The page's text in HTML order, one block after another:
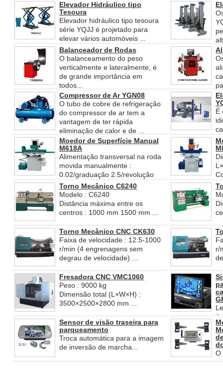
Elevador Hidráulico tipo
Tesoura
Elevador hidráulico tipo tesoura
série YQJJ é projetado para
elevar vários automóveis ...
Balanceador de Rodas
O balanceamento do peso
verticalmente e lateralmente, é
de grande importância em
todos...
Compressor de Ar YGN08
O tubo de cobre de refrigeração
do compressor de ar tem a
vantagem de ter rápida
eliminação de calor e de ...
É
Moedor de Superfície Manual
M618A
Alimentação transversal na roda
movida manualmente :
0.02/graduação 2.5/revolução
mm ...
Torno Mecânico C6240
Modelo : C6240
Distância máxima entre os
centros : 1000 mm 1500 mm ...
Torno Mecânico CNC CK630
Faixa de velocidade : 12.5-1000
r/min (4 engrenagens sem
degrau de velocidade) ...
r/
Fresadora CNC VMC1060
Peso : 9000 kg
Dimensão total (L×W×H) :
3500×2500×2800 mm ...
Sensor de visão traseira para
parqueamento
Troca automática para a imagem
de inversão de marcha...
O